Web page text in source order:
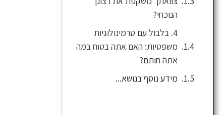
הנוכחי?
4. בלבול עם טרמינולוגיות
משפטיות: האם אתה בטוח במה
אתה חותם?
מידע נוסף בנושא...